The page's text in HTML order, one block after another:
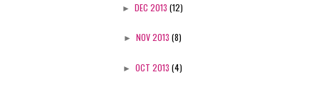
► DEC 2013 (12)
► NOV 2013 (8)
► OCT 2013 (4)